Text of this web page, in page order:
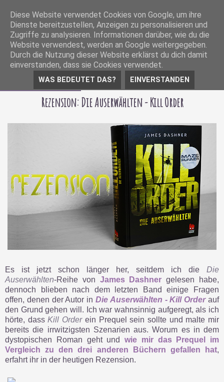
Rezension: Die Auserwählten - Kill Order
Es ist jetzt schon länger her, seitdem ich die Die
Auserwählten-Reihe von James Dashner gelesen habe,
dennoch blieben nach dem letzten Band einige Fragen
offen, denen der Autor in Die Auserwählten - Kill Order auf
den Grund gehen will. Ich war wahnsinnig aufgeregt, als ich
hörte, dassKill Orderein Prequel sein sollte und malte mir
bereits die irrwitzigsten Szenarien aus. Worum es in dem
dystopischen Roman geht und wie mir das Prequel im
Vergleich zu den drei anderen Büchern gefallen hat,
erfahrt ihr in der heutigen Rezension.
Diese Website verwendet Cookies von Google, um ihre
Dienste bereitzustellen, Anzeigen zu personalisieren und
Zugriffe zu analysieren. Informationen darüber, wie du die
Website verwendest, werden an Google weitergegeben.
Durch die Nutzung dieser Website erklärst du dich damit
einverstanden, dass sie Cookies verwendet.
WAS BEDEUTET DAS? EINVERSTANDEN